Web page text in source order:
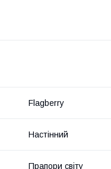
Flagberry
Настінний
Прапори світу